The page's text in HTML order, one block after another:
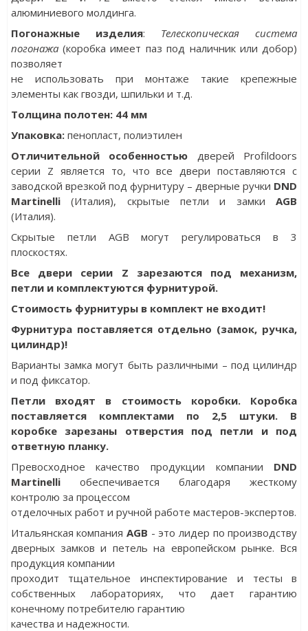
алюминиевого молдинга.
Погонажные изделия: Телескопическая система
погонажа(коробка имеет паз под наличник или добор)
позволяет
не использовать при монтаже такие крепежные
элементы как гвозди, шпильки и т.д.
Толщина полотен: 44 мм
Упаковка:пенопласт, полиэтилен
Отличительной особенностью дверей Profildoors
серии Z является то, что все двери поставляются с
заводской врезкой под фурнитуру ­– дверные ручки DND
Martinelli(Италия), скрытые петли и замкиAGB
(Италия).
Скрытые петли AGB могут регулироваться в 3
плоскостях.
Все двери серии Z зарезаются под механизм,
петли и комплектуются фурнитурой.
Стоимость фурнитуры в комплект не входит!
Фурнитура поставляется отдельно (замок, ручка,
цилиндр)!
Варианты замка могут быть различными – под цилиндр
и под фиксатор.
Петли входят в стоимость коробки. Коробка
поставляется комплектами по 2,5 штуки. В
коробке зарезаны отверстия под петли и под
ответную планку.
Превосходное качество продукции компании DND
Martinelli обеспечивается благодаря жесткому
контролю за процессом
отделочных работ и ручной работе мастеров-экспертов.
Итальянская компания AGB - это лидер по производству
дверных замков и петель на европейском рынке. Вся
продукция компании
проходит тщательное инспектирование и тесты в
собственных лабораториях, что дает гарантию
конечному потребителю гарантию
качества и надежности.